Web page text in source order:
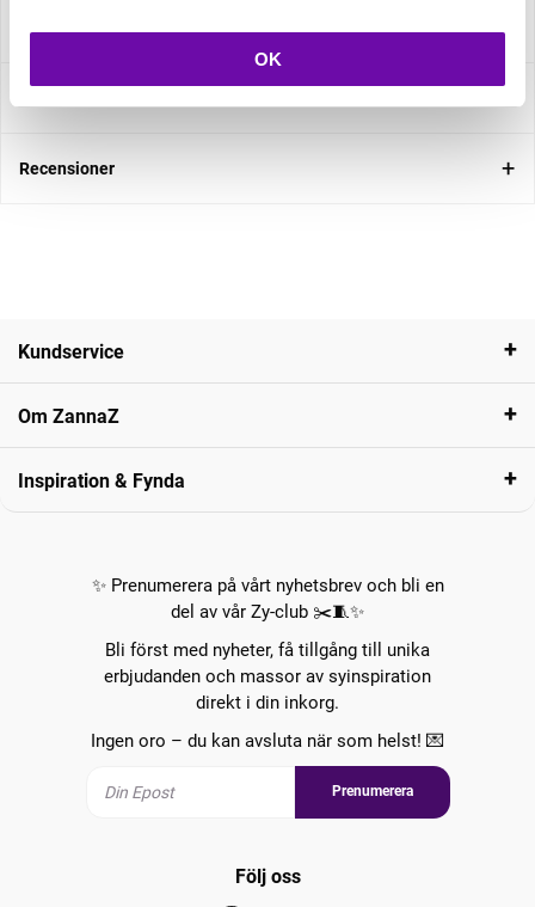
OK
Specifikation
Recensioner
Kundservice
Om ZannaZ
Inspiration & Fynda
✨ Prenumerera på vårt nyhetsbrev och bli en
del av vår Zy-club ✂️🧵✨
Bli först med nyheter, få tillgång till unika
erbjudanden och massor av syinspiration
direkt i din inkorg.
Ingen oro – du kan avsluta när som helst! 💌
Prenumerera
Följ oss